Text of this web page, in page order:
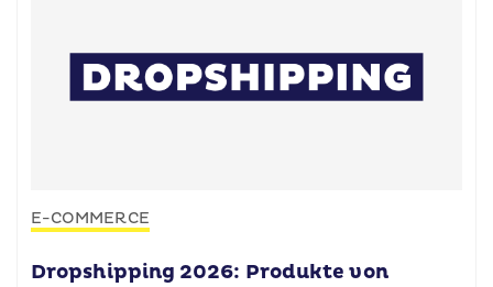
E-COMMERCE
Dropshipping 2026: Produkte von